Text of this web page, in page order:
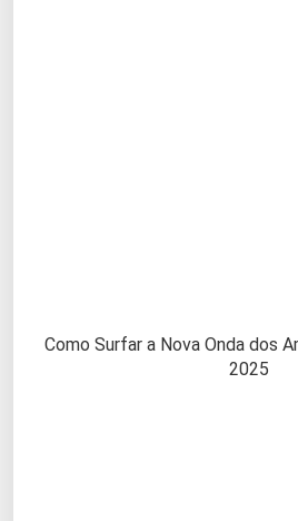
Como Surfar a Nova Onda dos
2025